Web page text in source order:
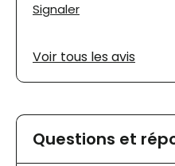
Signaler
Voir tous les avis
Questions et